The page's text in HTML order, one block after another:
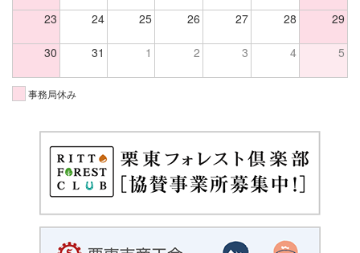
23 24 25 26 27 28 29
30 31 1 2 3 4 5
事務局休み